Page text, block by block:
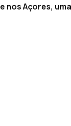
nos Açores,